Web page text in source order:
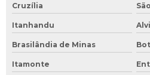
Cruzília
Itanhandu
Brasilândia de Minas
Itamonte